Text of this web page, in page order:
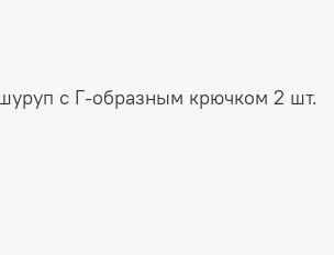
и подходящая по размерам к
с Г-образным крючком 2 шт.